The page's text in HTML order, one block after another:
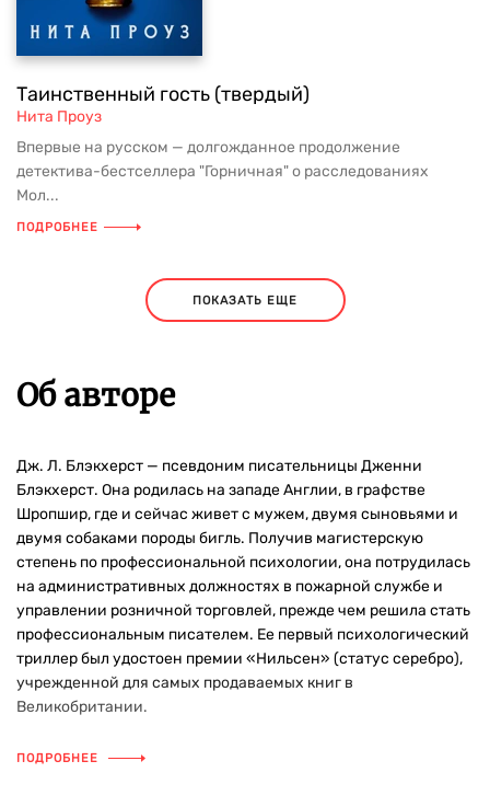
Таинственный гость (твердый)
Нита Проуз
Впервые на русском — долгожданное продолжение
детектива-бестселлера "Горничная" о расследованиях
Мол...
ПОДРОБНЕЕ
ПОКАЗАТЬ ЕЩЕ
Об авторе
Дж. Л. Блэкхерст — псевдоним писательницы Дженни
Блэкхерст. Она родилась на западе Англии, в графстве
Шропшир, где и сейчас живет с мужем, двумя сыновьями и
двумя собаками породы бигль. Получив магистерскую
степень по профессиональной психологии, она потрудилась
на административных должностях в пожарной службе и
управлении розничной торговлей, прежде чем решила стать
профессиональным писателем. Ее первый психологический
триллер был удостоен премии «Нильсен» (статус серебро),
учрежденной для самых продаваемых книг в
Великобритании.
ПОДРОБНЕЕ